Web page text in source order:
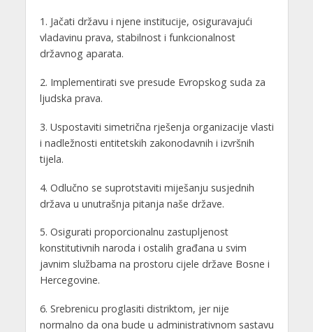
1. Jačati državu i njene institucije, osiguravajući
vladavinu prava, stabilnost i funkcionalnost
državnog aparata.
2. Implementirati sve presude Evropskog suda za
ljudska prava.
3. Uspostaviti simetrična rješenja organizacije vlasti
i nadležnosti entitetskih zakonodavnih i izvršnih
tijela.
4. Odlučno se suprotstaviti miješanju susjednih
država u unutrašnja pitanja naše države.
5. Osigurati proporcionalnu zastupljenost
konstitutivnih naroda i ostalih građana u svim
javnim službama na prostoru cijele države Bosne i
Hercegovine.
6. Srebrenicu proglasiti distriktom, jer nije
normalno da ona bude u administrativnom sastavu